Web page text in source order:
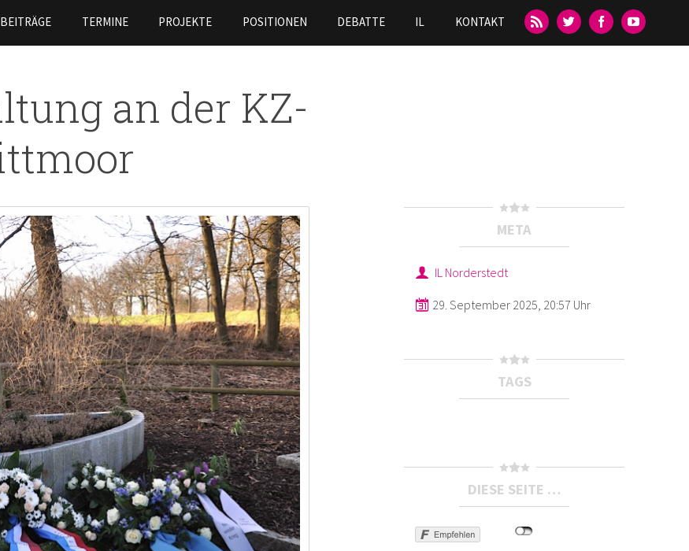
main
content
BEITRÄGE TERMINE PROJEKTE POSITIONEN DEBATTE IL KONTAKT
an der KZ-
META
IL Norderstedt
29. September 2025, 20:57 Uhr
TAGS
DIESE SEITE …